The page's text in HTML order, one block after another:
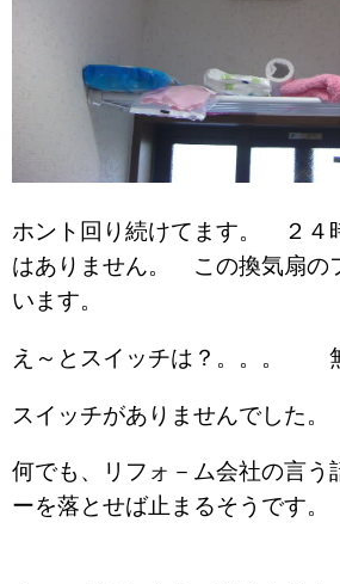
ホント回り続けてます。 ２４
はありません。 この換気扇の
います。
え～とスイッチは？。。。
スイッチがありませんでした。
何でも、リフォ－ム会社の言う
ーを落とせば止まるそうです。